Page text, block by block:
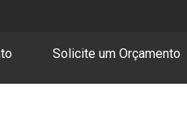
Solicite um Orçamento